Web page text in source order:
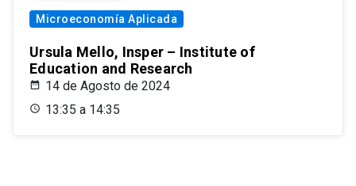
Microeconomía Aplicada
Ursula Mello, Insper – Institute of
Education and Research
14 de Agosto de 2024
13:35 a 14:35